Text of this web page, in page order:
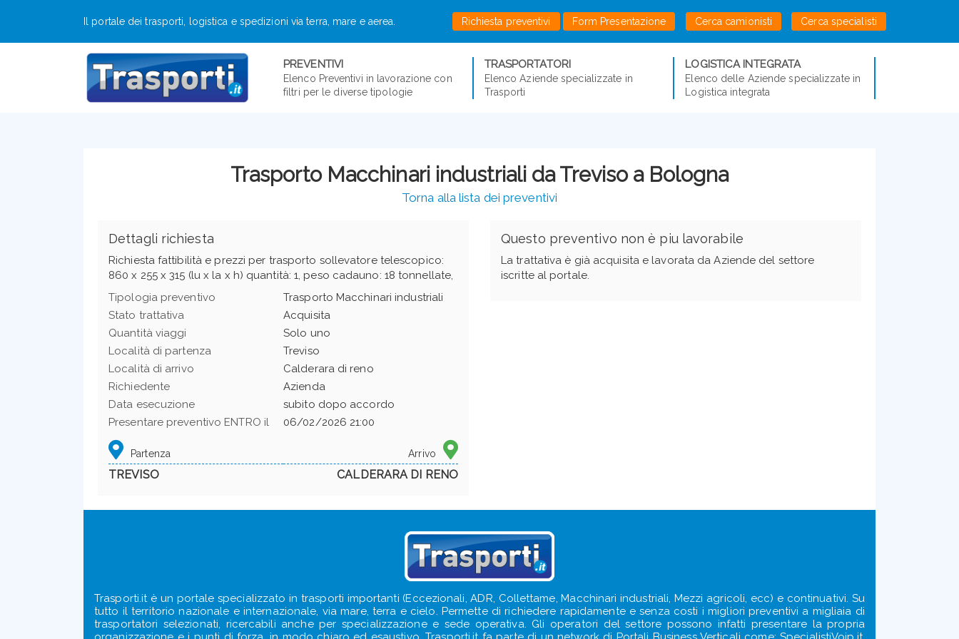
Il portale dei trasporti, logistica e spedizioni via terra, mare e aerea. Richiesta preventivi Form Presentazione Cerca camionisti Cerca specialisti
PREVENTIVI
Elenco Preventivi in lavorazione con
filtri per le diverse tipologie
TRASPORTATORI
Elenco Aziende specializzate in
Trasporti
LOGISTICA INTEGRATA
Elenco delle Aziende specializzate in
Logistica integrata
Trasporto Macchinari industriali da Treviso a Bologna
Torna alla lista dei preventivi
Dettagli richiesta
Richiesta fattibilità e prezzi per trasporto sollevatore telescopico:
860 x 255 x 315 (lu x la x h) quantità: 1, peso cadauno: 18 tonnellate,
Tipologia preventivo
Trasporto Macchinari industriali
Stato trattativa
Acquisita
Quantità viaggi
Solo uno
Località di partenza
Treviso
Località di arrivo
Calderara di reno
Richiedente
Azienda
Data esecuzione
subito dopo accordo
Presentare preventivo ENTRO il
06/02/2026 21:00
Partenza Arrivo
TREVISO CALDERARA DI RENO
Questo preventivo non è piu lavorabile
La trattativa è già acquisita e lavorata da Aziende del settore
iscritte al portale.
Trasporti.it è un portale specializzato in trasporti importanti (Eccezionali, ADR, Collettame, Macchinari industriali, Mezzi agricoli, ecc) e continuativi. Su
tutto il territorio nazionale e internazionale, via mare, terra e cielo. Permette di richiedere rapidamente e senza costi i migliori preventivi a migliaia di
trasportatori selezionati, ricercabili anche per specializzazione e sede operativa. Gli operatori del settore possono infatti presentare la propria